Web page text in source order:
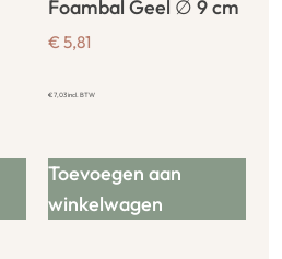
Foambal Geel ∅ 9 cm
€ 5,81
€7,03incl. BTW
Toevoegen aan
winkelwagen